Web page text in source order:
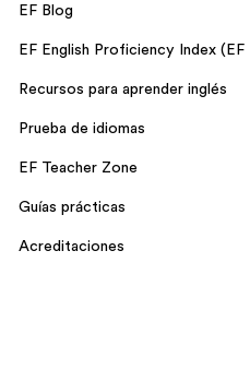
EF Blog
EF English Proficiency Index (EF
Recursos para aprender inglés
Prueba de idiomas
EF Teacher Zone
Guías prácticas
Acreditaciones